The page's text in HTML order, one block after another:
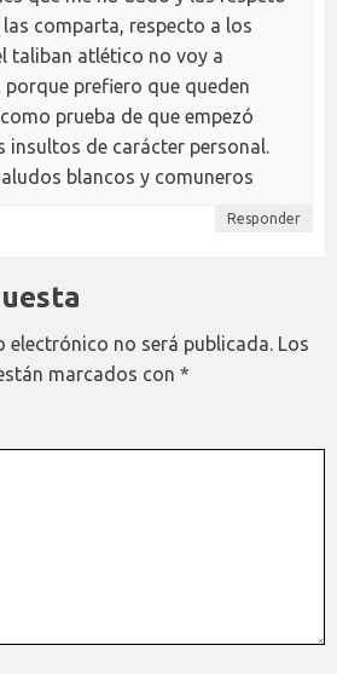
comparta, respecto a los
taliban atlético no voy a
porque prefiero que queden
prueba de que empezó
insultos de carácter personal.
blancos y comuneros
Responder
electrónico no será publicada. Los
marcados con *